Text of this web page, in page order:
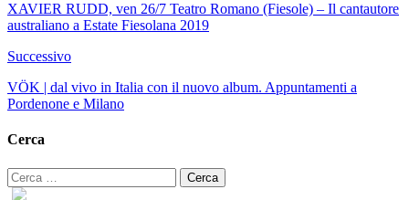
XAVIER RUDD, ven 26/7 Teatro Romano (Fiesole) – Il cantautore
australiano a Estate Fiesolana 2019
Successivo
VÖK | dal vivo in Italia con il nuovo album. Appuntamenti a
Pordenone e Milano
Cerca
Ricerca
per: